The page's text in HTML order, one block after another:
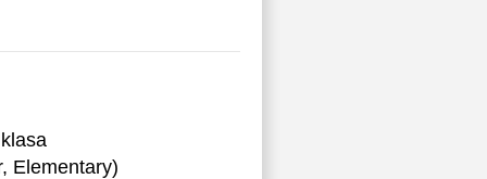
Elementary)